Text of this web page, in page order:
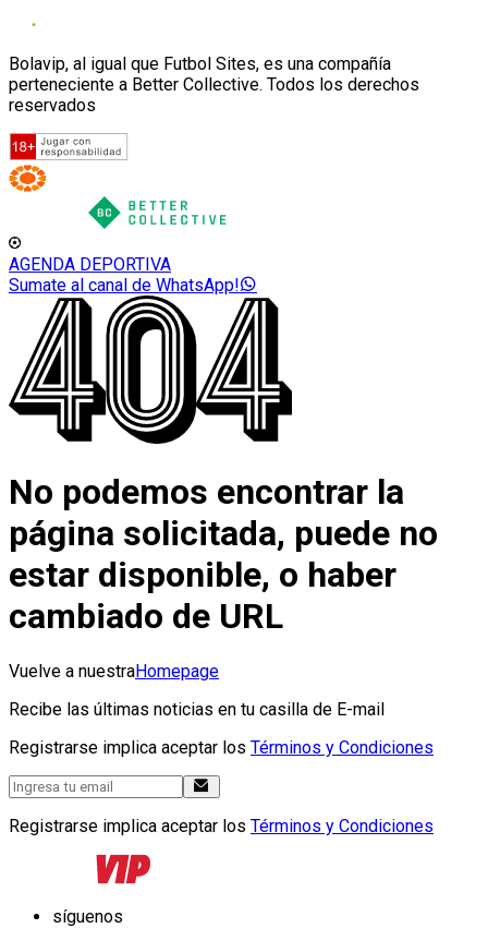
Bolavip, al igual que Futbol Sites, es una compañía
perteneciente a Better Collective. Todos los derechos
reservados
AGENDA DEPORTIVA
Sumate al canal de WhatsApp!
No podemos encontrar la
página solicitada, puede no
estar disponible, o haber
cambiado de URL
Vuelve a nuestraHomepage
Recibe las últimas noticias en tu casilla de E-mail
Registrarse implica aceptar los Términos y Condiciones
Registrarse implica aceptar los Términos y Condiciones
síguenos